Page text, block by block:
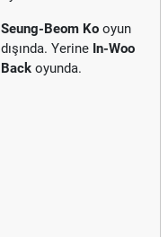
Seung-Beom Ko oyun
dışında. Yerine In-Woo
Back oyunda.